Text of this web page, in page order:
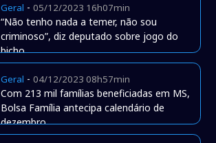
Geral -05/12/2023 16h07min
“Não tenho nada a temer, não sou
criminoso”, diz deputado sobre jogo do
bicho
Geral -04/12/2023 08h57min
Com 213 mil famílias beneficiadas em MS,
Bolsa Família antecipa calendário de
dezembro